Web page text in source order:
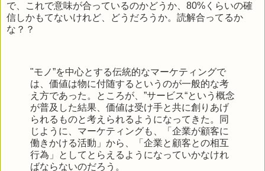
で、これで意味が合っているのかどうか、80%くらいの確
信しかもてないけれど、どうだろうか。読解合ってるか
な？？
"モノ”を中心とする伝統的なマーケティングで
は、価値は物に付随するというのが一般的な考
え方であった。ところが、”サービス“という概念
が普及した結果、価値は受け手と共に創りあげ
られるものと考えられるようになってきた。同
じように、マーケティングも、「企業が顧客に
働きかける活動」から、「企業と顧客との相互
行為」としてとらえるようになっていかなけれ
ばならないのだろう。